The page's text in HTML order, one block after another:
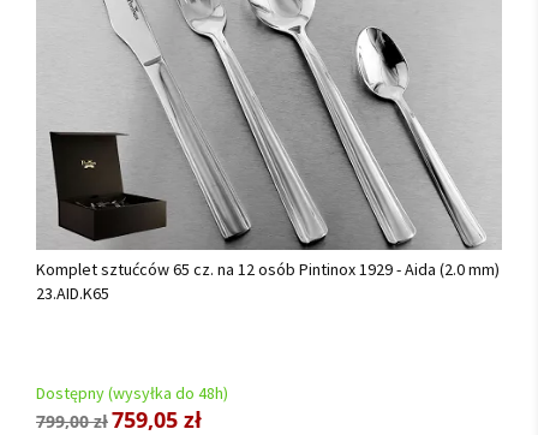
Komplet sztućców 65 cz. na 12 osób Pintinox 1929 - Aida (2.0 mm)
23.AID.K65
Dostępny (wysyłka do 48h)
799,00 zł759,05 zł